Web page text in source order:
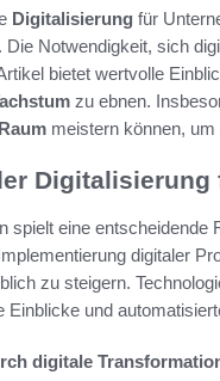
Digitalisierung für
. Die Notwendigkeit, sich
bietet wertvolle
zu ebnen.
meistern können,
Digitalisierung
spielt eine
digitaler
zu steigern.
Einblicke und
digitale